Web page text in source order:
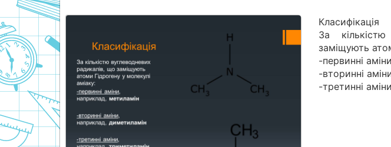
Класифікація
За
заміщують
-первинні
-вторинні
-третинні